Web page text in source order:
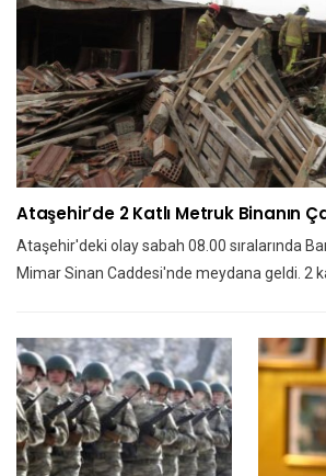
Ataşehir’de 2 Katlı Metruk Binanın
Ataşehir'deki olay sabah 08.00 sıralarında
Mimar Sinan Caddesi'nde meydana geldi. 2